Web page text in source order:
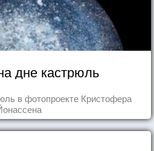
дне кастрюль
в фотопроекте Кристофера